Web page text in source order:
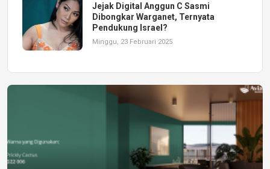
Jejak Digital Anggun C Sasmi
Dibongkar Warganet, Ternyata
Pendukung Israel?
Minggu, 23 Februari 2025